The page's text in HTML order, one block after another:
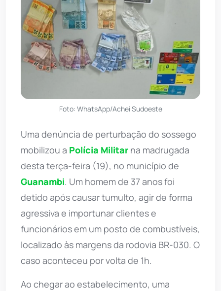
Foto: WhatsApp/Achei Sudoeste
Uma denúncia de perturbação do sossego
mobilizou a Polícia Militar na madrugada
desta terça-feira (19), no município de
Guanambi. Um homem de 37 anos foi
detido após causar tumulto, agir de forma
agressiva e importunar clientes e
funcionários em um posto de combustíveis,
localizado às margens da rodovia BR-030. O
caso aconteceu por volta de 1h.
Ao chegar ao estabelecimento, uma